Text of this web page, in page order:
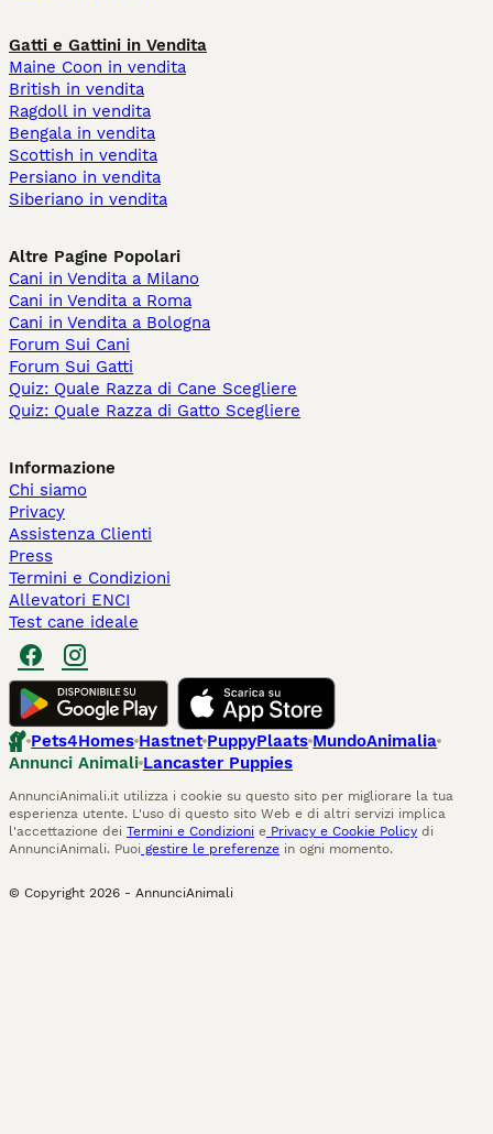
Gatti e Gattini in Vendita
Maine Coon in vendita
British in vendita
Ragdoll in vendita
Bengala in vendita
Scottish in vendita
Persiano in vendita
Siberiano in vendita
Altre Pagine Popolari
Cani in Vendita a Milano
Cani in Vendita a Roma
Cani in Vendita a Bologna
Forum Sui Cani
Forum Sui Gatti
Quiz: Quale Razza di Cane Scegliere
Quiz: Quale Razza di Gatto Scegliere
Informazione
Chi siamo
Privacy
Assistenza Clienti
Press
Termini e Condizioni
Allevatori ENCI
Test cane ideale
Pets4Homes Hastnet PuppyPlaats MundoAnimalia
Annunci Animali Lancaster Puppies
AnnunciAnimali.it utilizza i cookie su questo sito per migliorare la tua
esperienza utente. L'uso di questo sito Web e di altri servizi implica
l'accettazione dei Termini e Condizioni e Privacy e Cookie Policy di
AnnunciAnimali. Puoi gestire le preferenze in ogni momento.
© Copyright 2026 - AnnunciAnimali